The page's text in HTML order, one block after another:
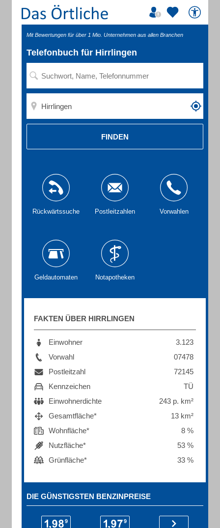
Mit Bewertungen für über 1 Mio. Unternehmen aus allen Branchen
Telefonbuch für Hirrlingen
FINDEN
Rückwärtssuche Postleitzahlen Vorwahlen
Geldautomaten Notapotheken
FAKTEN ÜBER HIRRLINGEN
Einwohner
3.123
Vorwahl
07478
Postleitzahl
72145
Kennzeichen
TÜ
Einwohnerdichte
243 p. km²
Gesamtfläche*
13 km²
Wohnfläche*
8 %
Nutzfläche*
53 %
Grünfläche*
33 %
DIE GÜNSTIGSTEN BENZINPREISE